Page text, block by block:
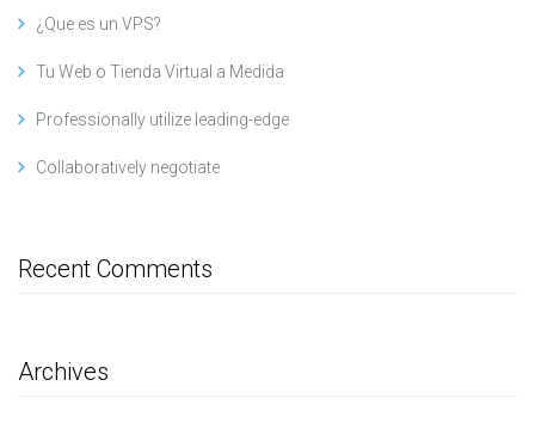
¿Que es un VPS?
Tu Web o Tienda Virtual a Medida
Professionally utilize leading-edge
Collaboratively negotiate
Recent Comments
Archives